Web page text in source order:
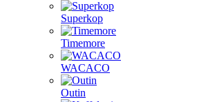
Superkop
Timemore
WACACO
Outin